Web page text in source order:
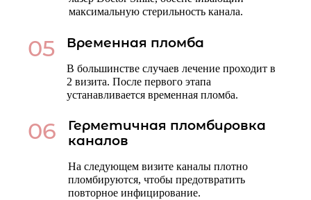
максимальную стерильность канала.
05 Временная пломба
В большинстве случаев лечение проходит в
2 визита. После первого этапа
устанавливается временная пломба.
06
Герметичная пломбировка
каналов
На следующем визите каналы плотно
пломбируются, чтобы предотвратить
повторное инфицирование.